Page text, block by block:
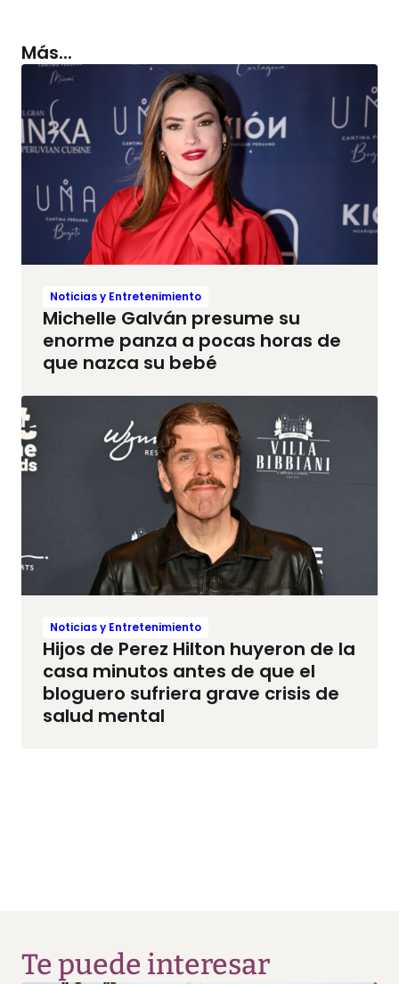
Más...
Noticias y Entretenimiento
Michelle Galván presume su
enorme panza a pocas horas de
que nazca su bebé
Noticias y Entretenimiento
Hijos de Perez Hilton huyeron de la
casa minutos antes de que el
bloguero sufriera grave crisis de
salud mental
Te puede interesar